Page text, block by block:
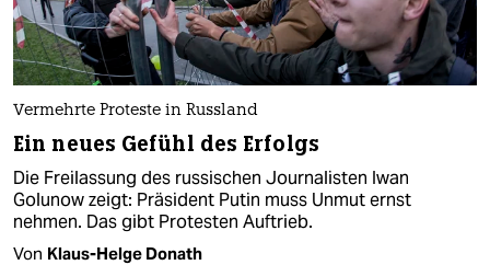
Vermehrte Proteste in Russland
Ein neues Gefühl des Erfolgs
Die Freilassung des russischen Journalisten Iwan
Golunow zeigt: Präsident Putin muss Unmut ernst
nehmen. Das gibt Protesten Auftrieb.
Von Klaus-Helge Donath